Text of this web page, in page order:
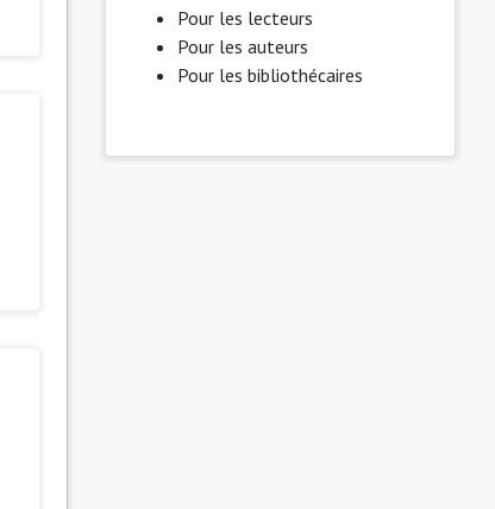
Pour les lecteurs
Pour les auteurs
Pour les bibliothécaires